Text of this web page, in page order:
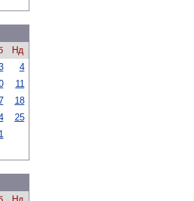
Нд
4
11
18
25